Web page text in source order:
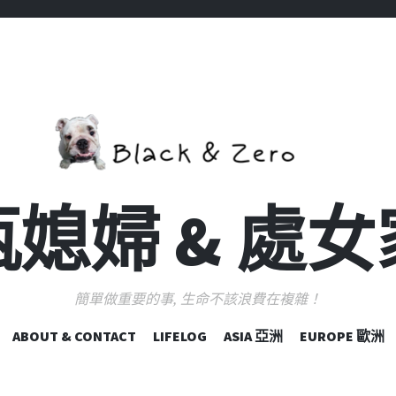
婦 & 處
簡單做重要的事, 生命不該浪費在複雜！
跳
ABOUT & CONTACT LIFELOG ASIA 亞洲 EUROPE 歐洲